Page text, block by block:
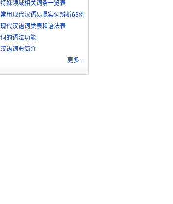
特殊领域相关词条一览表
常用现代汉语易混实词辨析63例
现代汉语词类表和语法表
词的语法功能
汉语词典简介
更多...